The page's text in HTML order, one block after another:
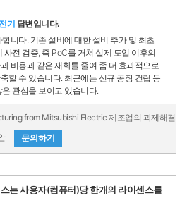
기 답변입니다.
니다. 기존 설비에 대한 설비 추가 및 최초
사전 검증, 즉 PoC를 거쳐 실제 도입 이후의
비용과 같은 재화를 줄여 좀 더 효과적으로
할 수 있습니다. 최근에는 신규 공장 건립 등
관심을 보이고 있습니다.
from Mitsubishi Electric 제조업의 과제해결
문의하기
는 사용자(컴퓨터)당 한개의 라이센스를